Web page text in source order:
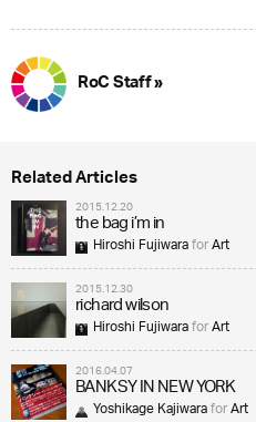
RoC Staff »
Related Articles
2015.12.20
the bag i’m in
Hiroshi FujiwaraforArt
2015.12.30
richard wilson
Hiroshi FujiwaraforArt
2016.04.07
BANKSY IN NEW YORK
Yoshikage KajiwaraforArt